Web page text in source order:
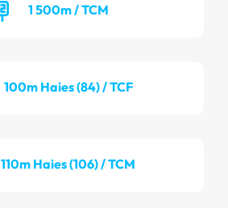
1 500m / TCM
100m Haies (84) / TCF
110m Haies (106) / TCM